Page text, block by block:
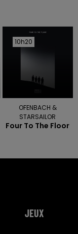
10h20
10h20
OFENBACH &
STARSAILOR
Four To The Floor
JEUX